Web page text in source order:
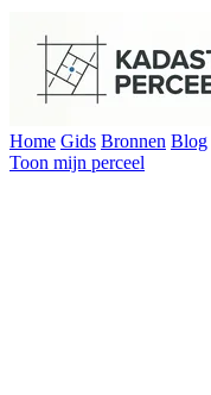
Home Gids Bronnen Blog
Toon mijn perceel